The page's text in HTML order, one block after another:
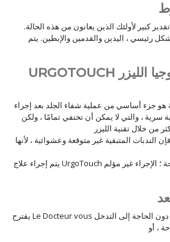
كبير لأولئك الذين يعانون من هذه الحالة.
رئيسي ، اليدين والقدمين والإبطين. يتم
URGOTOUCH شفاء الليزر: تكنولوجيا الليزر
هو جزء أساسي من عملية شفاء الجلد بعد إجراء
سرية ، والتي لا يمكن أن تختفي تمامًا ، ولكن
الندبات المتبقية غير متوقعة وعشوائية ، لأنها
يتم إجراء علاج UrgoTouch تحت التخدير ، في نهاية الجراحة ؛ الإجراء غير مؤلم
يقترح Le Docteur vous رفع الدعوى بشكل غير فعال ، دون الحاجة إلى التدخل